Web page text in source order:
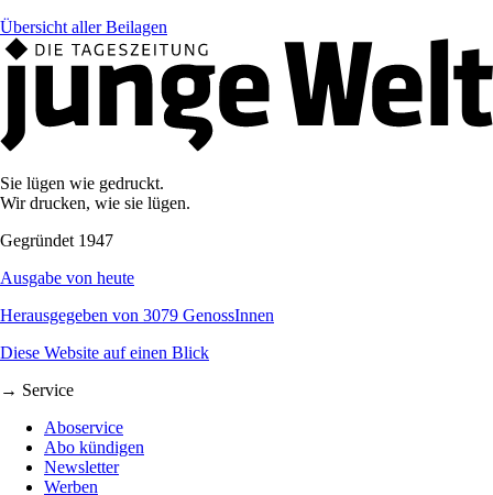
Übersicht aller Beilagen
Sie lügen wie gedruckt.
Wir drucken, wie sie lügen.
Gegründet 1947
Ausgabe von heute
Herausgegeben von 3079 GenossInnen
Diese Website auf einen Blick
→ Service
Aboservice
Abo kündigen
Newsletter
Werben